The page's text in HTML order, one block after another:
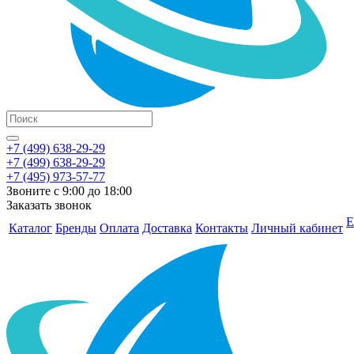
+7 (499) 638-29-29
+7 (499) 638-29-29
+7 (495) 973-57-77
Звоните с 9:00 до 18:00
Заказать звонок
Каталог Бренды Оплата Доставка Контакты Личный кабинет